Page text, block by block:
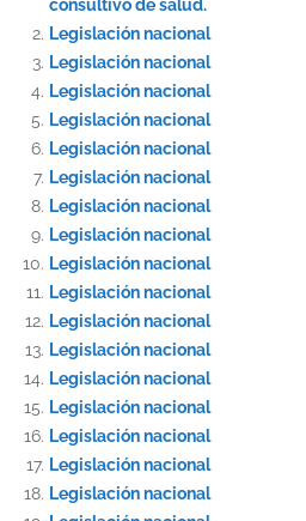
consultivo de salud.
Legislación nacional
Legislación nacional
Legislación nacional
Legislación nacional
Legislación nacional
Legislación nacional
Legislación nacional
Legislación nacional
Legislación nacional
Legislación nacional
Legislación nacional
Legislación nacional
Legislación nacional
Legislación nacional
Legislación nacional
Legislación nacional
Legislación nacional